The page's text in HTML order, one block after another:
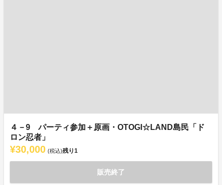
４－9 パーティ参加＋原画・OTOGI☆LAND島民「ド
ロン忍者」
¥30,000 (税込)残り1
販売終了